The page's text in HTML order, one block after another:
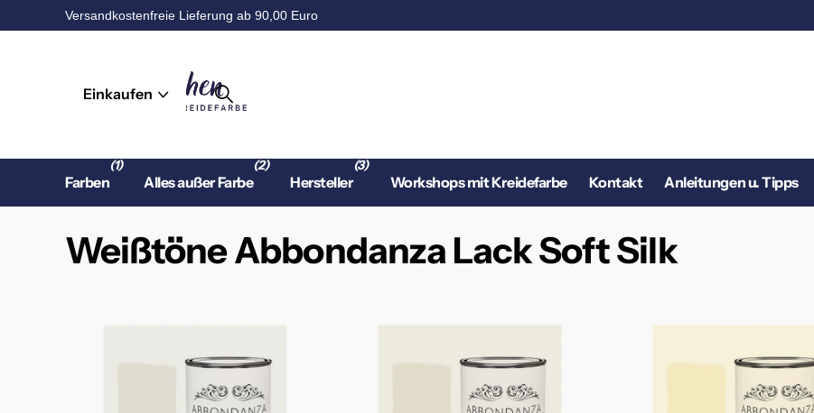
Versandkostenfreie Lieferung ab 90,00 Euro
Einkaufen
Farben
(1)
Alles außer Farbe
(2)
Hersteller
(3)
Workshops mit Kreidefarbe Kontakt Anleitungen u. Tipps
Weißtöne Abbondanza Lack Soft Silk